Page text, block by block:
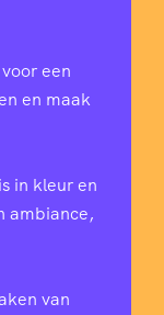
een
en maak
in kleur en
ambiance,
van